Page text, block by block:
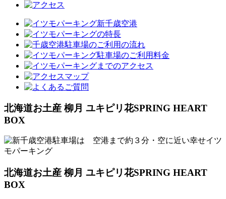
北海道お土産 柳月 ユキピリ花SPRING HEART
BOX
北海道お土産 柳月 ユキピリ花SPRING HEART
BOX